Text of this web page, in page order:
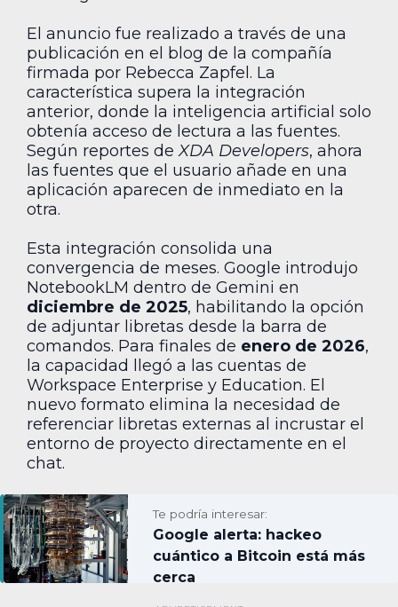
El anuncio fue realizado a través de una
publicación en el blog de la compañía
firmada por Rebecca Zapfel. La
característica supera la integración
anterior, donde la inteligencia artificial solo
obtenía acceso de lectura a las fuentes.
Según reportes deXDA Developers, ahora
las fuentes que el usuario añade en una
aplicación aparecen de inmediato en la
otra.
Esta integración consolida una
convergencia de meses. Google introdujo
NotebookLM dentro de Gemini en
diciembre de 2025, habilitando la opción
de adjuntar libretas desde la barra de
comandos. Para finales de enero de 2026,
la capacidad llegó a las cuentas de
Workspace Enterprise y Education. El
nuevo formato elimina la necesidad de
referenciar libretas externas al incrustar el
entorno de proyecto directamente en el
chat.
Te podría interesar:
Google alerta: hackeo
cuántico a Bitcoin está más
cerca